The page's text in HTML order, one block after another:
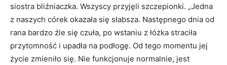
siostra bliźniaczka. Wszyscy przyjęli szczepionki. „Jedna
z naszych córek okazała się słabsza. Następnego dnia od
rana bardzo źle się czuła, po wstaniu z łóżka straciła
przytomność i upadła na podłogę. Od tego momentu jej
życie zmieniło się. Nie funkcjonuje normalnie, jest